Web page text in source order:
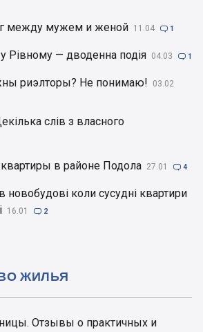
между мужем и женой 11.04  1
Рівному — дводенна подія 04.03  1
риэлторы? Не понимаю! 03.02
слів з власного
в районе Подола 27.01  4
новобудові коли сусудні квартири
16.01  2
Отзывы о практичных и
ЖИЛЬЯ